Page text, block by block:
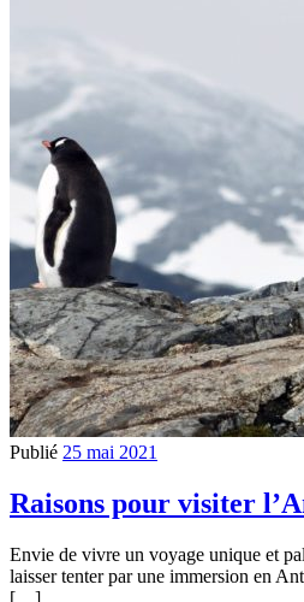
Publié 25 mai 2021
Raisons pour visiter
Envie de vivre un voyage unique et
laisser tenter par une immersion en
[…]